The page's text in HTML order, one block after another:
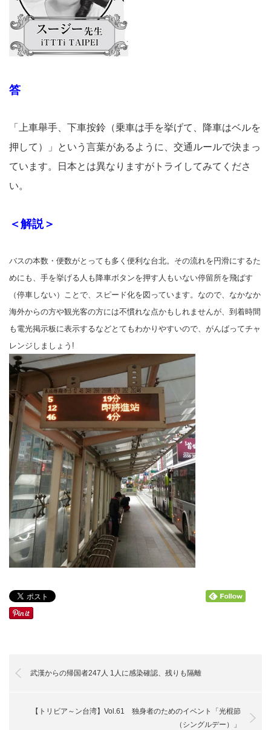
答
「上車舉手、下車按鈴（乗車は手を挙げて、降車はベルを
押して）」という言葉があるように、交通ルールで決まっ
ています。日本とは異なりますがトライしてみてくださ
い。
＜解説＞
バスの本数・便数がとっても多く便利な台北。その流れを円滑にするた
めにも、手を挙げる人も降車ボタンを押す人もいない停留所を飛ばす
（停車しない）ことで、スピード化を図っています。なので、なかなか
海外からの方や観光客の方には不慣れな点かもしれませんが、到着時間
も電光掲示板に表示するなどとてもわかりやすいので、がんばってチャ
レンジしましょう!
武漢からの帰国者247人 1人に感染確認、残りも隔離
【トリビア～ン台湾】Vol.61 独身者のためのイベント「光棍節
（シングルデー）」